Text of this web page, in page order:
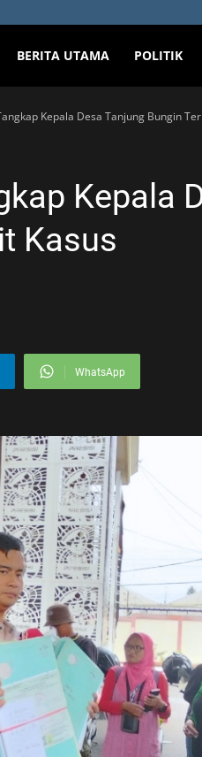
BERITA UTAMA POLITIK
Kepala Desa Tanjung Bungin
Kepala
Kasus
WhatsApp